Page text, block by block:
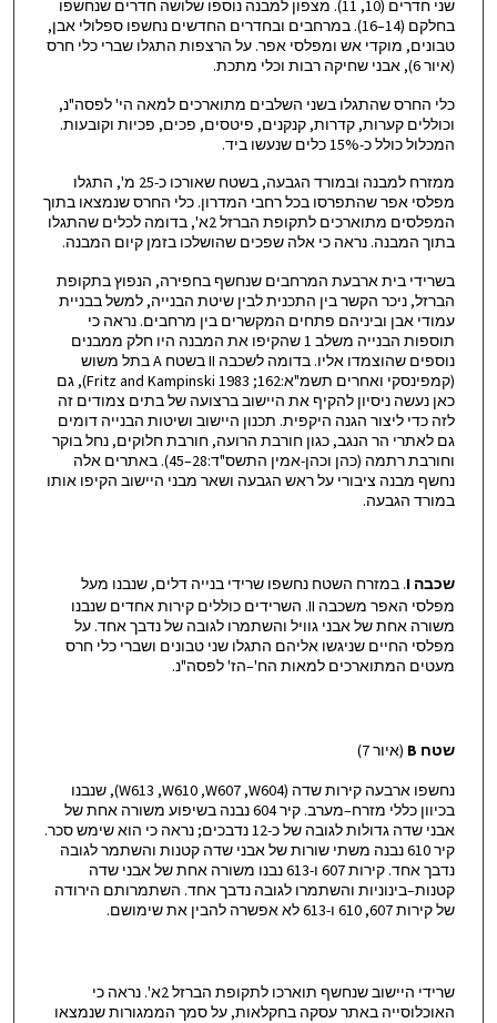
שני חדרים (10, 11). מצפון למבנה נוספו שלושה חדרים שנחשפו
בחלקם (14–16). במרחבים ובחדרים החדשים נחשפו ספלולי אבן,
טבונים, מוקדי אש ומפלסי אפר. על הרצפות התגלו שברי כלי חרס
(איור 6), אבני שחיקה רבות וכלי מתכת.
כלי החרס שהתגלו בשני השלבים מתוארכים למאה הי' לפסה"נ,
וכוללים קערות, קדרות, קנקנים, פיטסים, פכים, פכיות וקובעות.
המכלול כולל כ-15% כלים שנעשו ביד.
ממזרח למבנה ובמורד הגבעה, בשטח שאורכו כ-25 מ', התגלו
מפלסי אפר שהתפרסו בכל רחבי המדרון. כלי החרס שנמצאו בתוך
המפלסים מתוארכים לתקופת הברזל 2א', בדומה לכלים שהתגלו
בתוך המבנה. נראה כי אלה שפכים שהושלכו בזמן קיום המבנה.
בשרידי בית ארבעת המרחבים שנחשף בחפירה, הנפוץ בתקופת
הברזל, ניכר הקשר בין התכנית לבין שיטת הבנייה, למשל בבניית
עמודי אבן וביניהם פתחים המקשרים בין מרחבים. נראה כי
תוספות הבנייה משלב 1 שהקיפו את המבנה היו חלק ממבנים
נוספים שהוצמדו אליו. בדומה לשכבה II בשטח A בתל משוש
(קמפינסקי ואחרים תשמ"א:162; Fritz and Kampinski 1983), גם
כאן נעשה ניסיון להקיף את היישוב ברצועה של בתים צמודים זה
לזה כדי ליצור הגנה היקפית. תכנון היישוב ושיטות הבנייה דומים
גם לאתרי הר הנגב, כגון חורבת הרועה, חורבת חלוקים, נחל בוקר
וחורבת רתמה (כהן וכהן-אמין התשס"ד:28–45). באתרים אלה
נחשף מבנה ציבורי על ראש הגבעה ושאר מבני היישוב הקיפו אותו
במורד הגבעה.
שכבהI. במזרח השטח נחשפו שרידי בנייה דלים, שנבנו מעל
מפלסי האפר משכבה II. השרידים כוללים קירות אחדים שנבנו
משורה אחת של אבני גוויל והשתמרו לגובה של נדבך אחד. על
מפלסי החיים שניגשו אליהם התגלו שני טבונים ושברי כלי חרס
מעטים המתוארכים למאות הח'–הז' לפסה"נ.
שטח B (איור 7)
נחשפו ארבעה קירות שדה (W613 ,W610 ,W607 ,W604), שנבנו
בכיוון כללי מזרח–מערב. קיר 604 נבנה בשיפוע משורה אחת של
אבני שדה גדולות לגובה של כ-12 נדבכים; נראה כי הוא שימש סכר.
קיר 610 נבנה משתי שורות של אבני שדה קטנות והשתמר לגובה
נדבך אחד. קירות 607 ו-613 נבנו משורה אחת של אבני שדה
קטנות–בינוניות והשתמרו לגובה נדבך אחד. השתמרותם הירודה
של קירות 607, 610 ו-613 לא אפשרה להבין את שימושם.
שרידי היישוב שנחשף תוארכו לתקופת הברזל 2א'. נראה כי
האוכלוסייה באתר עסקה בחקלאות, על סמך הממגורות שנמצאו